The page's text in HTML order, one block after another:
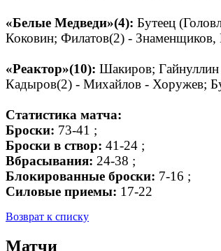
«Белые Медведи»(4): Бутеец
Коковин; Филатов(2) -
«Реактор»(10): Шакиров;
Кадыров(2) - Михайлов - Хоружев;
Статистика матча:
Броски: 73-41 ;
Броски в створ: 41-24 ;
Вбрасывания: 24-38 ;
Блокированные броски: 7-16 ;
Силовые приемы: 17-22
Возврат к списку
Матчи